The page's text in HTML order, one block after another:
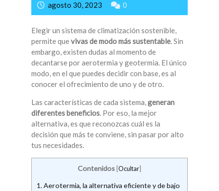
agosto 30, 2023 0
Elegir un sistema de climatización sostenible,
permite quevivas de modo más sustentable. Sin
embargo, existen dudas al momento de
decantarse por aerotermia y geotermia. El único
modo, en el que puedes decidir con base, es al
conocer el ofrecimiento de uno y de otro.
Las características de cada sistema,generan
diferentes beneficios. Por eso, la mejor
alternativa, es que reconozcas cuál es la
decisión que más te conviene, sin pasar por alto
tus necesidades.
Contenidos [Ocultar]
1.Aerotermia, la alternativa eficiente y de bajo